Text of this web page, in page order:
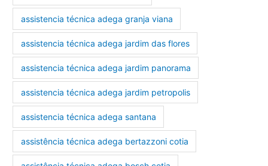
assistencia técnica adega granja viana
assistencia técnica adega jardim das flores
assistencia técnica adega jardim panorama
assistencia técnica adega jardim petropolis
assistencia técnica adega santana
assistência técnica adega bertazzoni cotia